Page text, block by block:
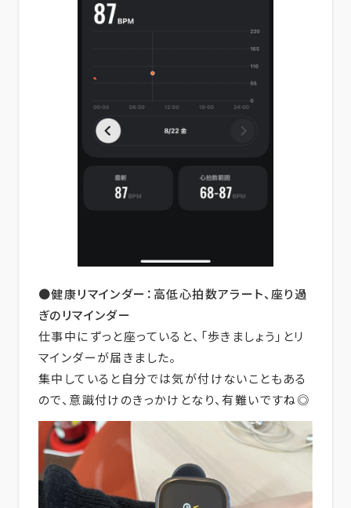
●健康リマインダー：高低心拍数アラート、座り過
ぎのリマインダー
仕事中にずっと座っていると、「歩きましょう」とリ
マインダーが届きました。
集中していると自分では気が付けないこともある
ので、意識付けのきっかけとなり、有難いですね◎